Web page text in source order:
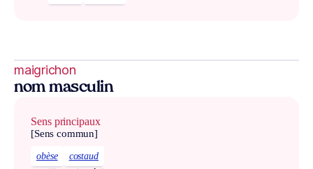
maigrichon
nom masculin
Sens principaux
[Sens commun]
obèse costaud